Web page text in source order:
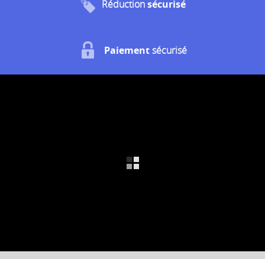
Réductionsécurisé
Paiementsécurisé